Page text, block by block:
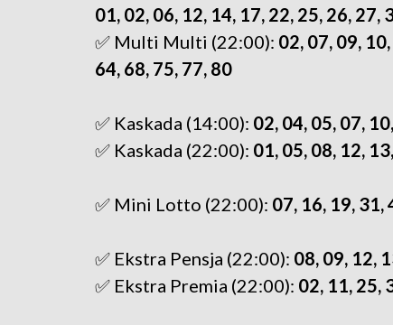
01, 02, 06, 12, 14, 17, 22, 25, 26, 27,
✅ Multi Multi (22:00): 02, 07, 09,
64, 68, 75, 77, 80
✅ Kaskada (14:00): 02, 04, 05, 07,
✅ Kaskada (22:00): 01, 05, 08, 12,
✅ Mini Lotto (22:00): 07, 16, 19, 31,
✅ Ekstra Pensja (22:00): 08, 09, 12,
✅ Ekstra Premia (22:00): 02, 11, 25,